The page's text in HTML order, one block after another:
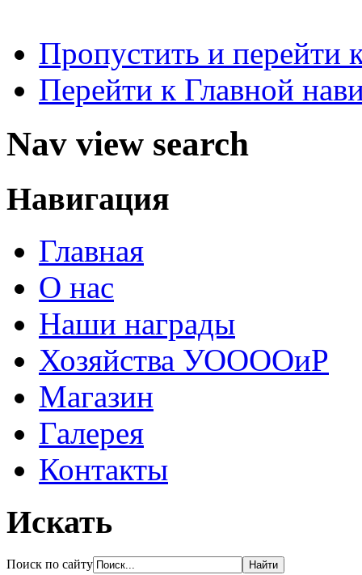
Пропустить и перейти
Перейти к Главной
Nav view search
Навигация
Главная
О нас
Наши награды
Хозяйства УООООиР
Магазин
Галерея
Контакты
Искать
Поиск по сайту